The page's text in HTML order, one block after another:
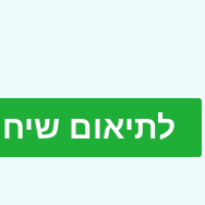
לתיאום